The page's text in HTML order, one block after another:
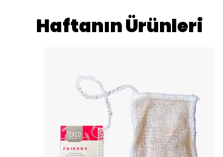
Haftanın Ürünleri